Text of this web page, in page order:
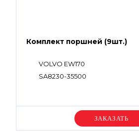
Комплект поршней (9шт.)
VOLVO EW170
SA8230-35500
Уточняйте цену